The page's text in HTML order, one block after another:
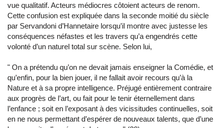
vue qualitatif. Acteurs médiocres côtoient acteurs de renom.
Cette confusion est expliquée dans la seconde moitié du siècle
par Servandoni d’Hannetaire lorsqu’il montre avec justesse les
conséquences néfastes et les travers qu’a engendrés cette
volonté d’un naturel total sur scène. Selon lui,
" On a prétendu qu’on ne devait jamais enseigner la Comédie, et
qu’enfin, pour la bien jouer, il ne fallait avoir recours qu’à la
Nature et à sa propre intelligence. Préjugé entièrement contraire
aux progrès de l’art, ou fait pour le tenir éternellement dans
l’enfance ; soit en l’exposant à des vicissitudes continuelles, soit
en ne nous permettant d’espérer de nouveaux talents, que d’une